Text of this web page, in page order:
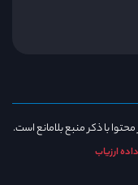
با ذکر منبع بلامانع است.
ارزیاب